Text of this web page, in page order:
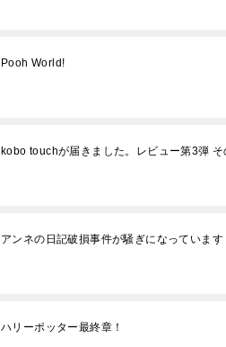
Pooh World!
kobo touchが届きました。レビュー第3弾
アンネの日記破損事件が騒ぎになっています
ハリーポッター最終章！